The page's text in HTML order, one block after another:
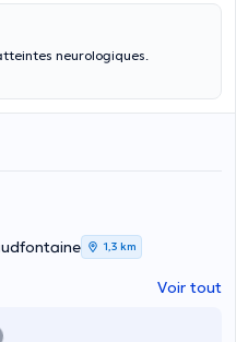
neurologiques.
1,3 km
Voir tout